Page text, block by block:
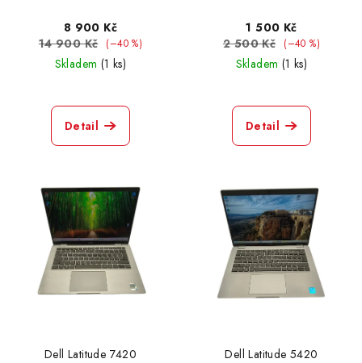
8 900 Kč
14 900 Kč (–40 %)
Skladem (1 ks)
Detail
1 500 Kč
2 500 Kč
(–40 %)
Skladem (1 ks)
Detail
Dell Latitude 7420 Dell Latitude 5420